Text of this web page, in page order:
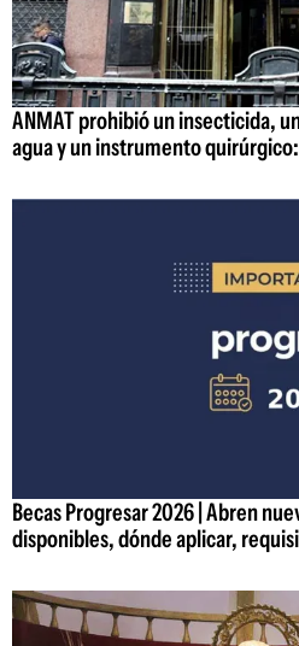
ANMAT prohibió un insecticida,
agua y un instrumento
Becas Progresar 2026 | Abren
disponibles, dónde aplicar,